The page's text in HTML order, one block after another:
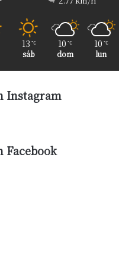
13 ℃
sáb
10 ℃
dom
10 ℃
lun
Instagram
Facebook